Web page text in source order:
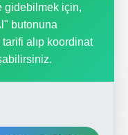
gidebilmek için,
butonuna
alıp koordinat